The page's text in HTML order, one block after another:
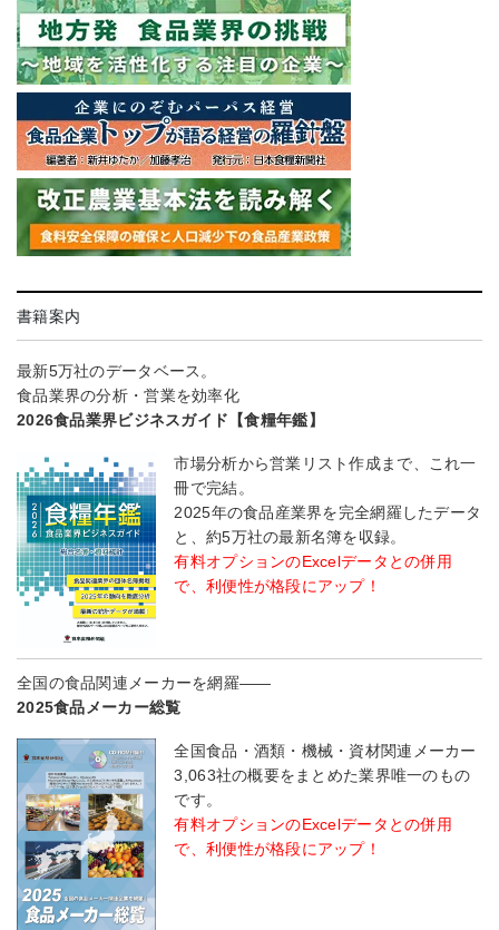
書籍案内
最新5万社のデータベース。
食品業界の分析・営業を効率化
2026食品業界ビジネスガイド【食糧年鑑】
市場分析から営業リスト作成まで、これ一
冊で完結。
2025年の食品産業界を完全網羅したデータ
と、約5万社の最新名簿を収録。
有料オプションのExcelデータとの併用
で、利便性が格段にアップ！
全国の食品関連メーカーを網羅――
2025食品メーカー総覧
全国食品・酒類・機械・資材関連メーカー
3,063社の概要をまとめた業界唯一のもの
です。
有料オプションのExcelデータとの併用
で、利便性が格段にアップ！